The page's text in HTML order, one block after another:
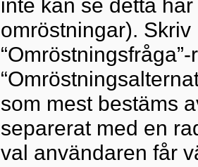
inte kan se detta
omröstningar).
som mest bestäms
separerat med en
val användaren får